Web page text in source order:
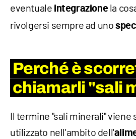
eventuale integrazionela
rivolgersi sempre ad uno
Perché è
chiamarli "sali
Il termine "sali minerali" viene
utilizzato nell'ambito dell'